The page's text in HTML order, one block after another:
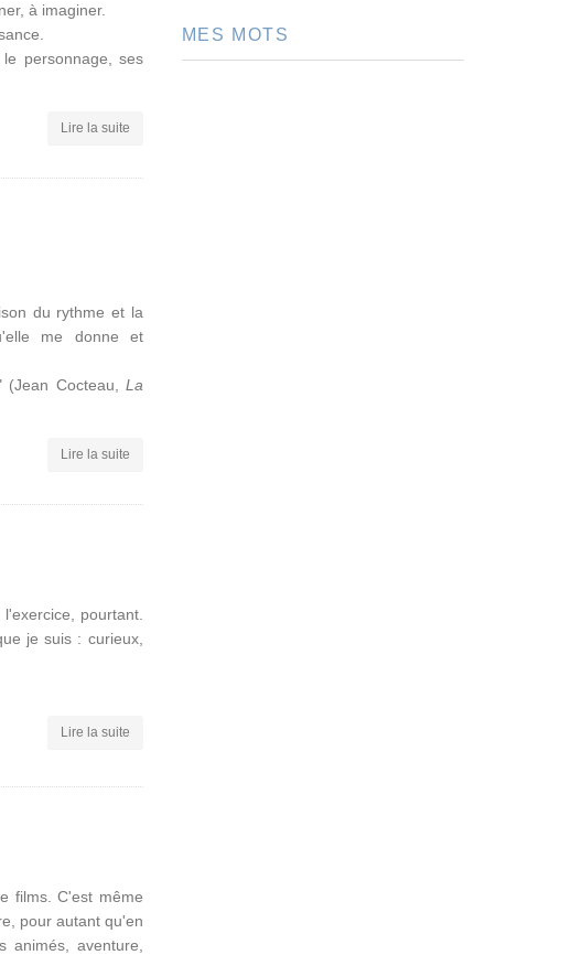
à imaginer.
personnage, ses
Lire la suite
du rythme et la
me donne et
(Jean Cocteau, La
Lire la suite
pourtant.
je suis : curieux,
Lire la suite
films. C'est même
pour autant qu'en
aventure,
MES MOTS